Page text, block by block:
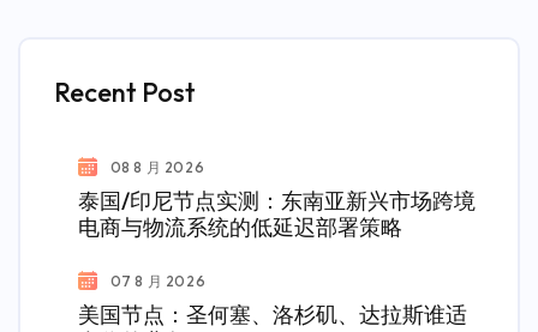
Recent Post
08 8 月 2026
泰国/印尼节点实测：东南亚新兴市场跨境
电商与物流系统的低延迟部署策略
07 8 月 2026
美国节点：圣何塞、洛杉矶、达拉斯谁适